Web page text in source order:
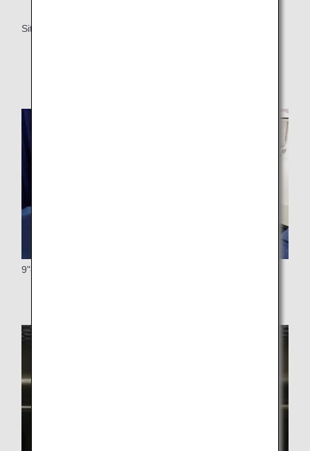
Sitzbreite (ca. 45,4 cm)*
9"-LCD-Breitbildmonitor mit Touchscreen